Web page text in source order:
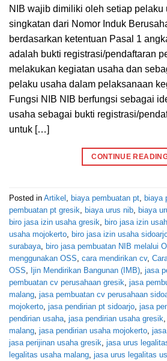
NIB wajib dimiliki oleh setiap pelaku
singkatan dari Nomor Induk
berdasarkan ketentuan Pasal 1
adalah bukti registrasi/pendaftaran
melakukan kegiatan usaha dan
pelaku usaha dalam pelaksanaan
Fungsi NIB NIB berfungsi sebagai
usaha sebagai bukti registrasi/
untuk […]
CONTINUE
Posted in Artikel biaya pembuatan pt biaya
pembuatan pt gresik biaya urus nib biaya
biro jasa izin usaha gresik biro jasa izin
usaha mojokerto biro jasa izin usaha
surabaya biro jasa pembuatan NIB melalui
menggunakan OSS cara mendirikan cv,
OSS
Ijin Mendirikan Bangunan (IMB) jasa
pembuatan cv perusahaan gresik jasa
malang jasa pembuatan cv perusahaan
mojokerto jasa pendirian pt sidoarjo jasa
pendirian usaha jasa pendirian usaha gresik
malang jasa pendirian usaha mojokerto
jasa perijinan usaha gresik jasa urus
legalitas usaha malang jasa urus legalitas